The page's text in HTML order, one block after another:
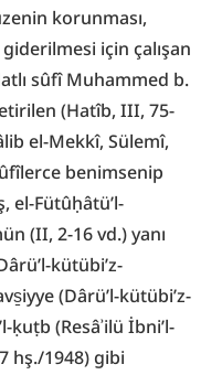
korunması,
için çalışan
sûfî Muhammed b.
(Hatîb, III, 75-
el-Mekkî, Sülemî,
benimsenip
el-Fütûḥâtü’l-
(II, 2-16 vd.) yanı
kütübi’z-
(Dârü’l-kütübi’z-
ḳuṭb (Resâʾilü İbni’l-
hş./1948) gibi